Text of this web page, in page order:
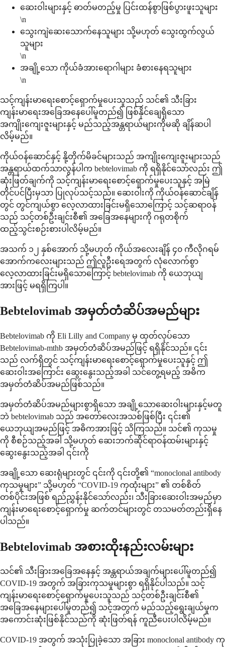
ဆေးဝါးများနှင့် ဓာတ်မတည့်မှု ပြင်းထန်စွာဖြစ်ပွားဖူးသူများ
\n
သွေးကျဲဆေးသောက်နေသူများ သို့မဟုတ် သွေးထွက်လွယ်
သူများ
\n
အချို့သော ကိုယ်ခံအားရောဂါများ ခံစားနေရသူများ
\n
သင့်ကျန်းမာရေးစောင့်ရှောက်မှုပေးသူသည် သင်၏ သီးခြား
ကျန်းမာရေးအခြေအနေပေါ်မူတည်၍ ဖြစ်နိုင်ချေရှိသော
အကျိုးကျေးဇူးများနှင့် မည်သည့်အန္တရာယ်များကိုမဆို ချိန်ဆပါ
လိမ့်မည်။
ကိုယ်ဝန်ဆောင်နှင့် နို့တိုက်မိခင်များသည် အကျိုးကျေးဇူးများသည်
အန္တရာယ်ထက်သာလွန်ပါက bebtelovimab ကို ရရှိနိုင်သော်လည်း ဤ
ဆုံးဖြတ်ချက်ကို သင့်ကျန်းမာရေးစောင့်ရှောက်မှုပေးသူနှင့် အမြဲ
တိုင်ပင်ပြီးမှသာ ပြုလုပ်သင့်သည်။ ဆေးဝါးကို ကိုယ်ဝန်ဆောင်ချိန်
တွင် တွင်ကျယ်စွာ လေ့လာထားခြင်းမရှိသောကြောင့် သင့်ဆရာဝန်
သည် သင့်တစ်ဦးချင်းစီ၏ အခြေအနေများကို ဂရုတစိုက်
ထည့်သွင်းစဉ်းစားပါလိမ့်မည်။
အသက် ၁၂ နှစ်အောက် သို့မဟုတ် ကိုယ်အလေးချိန် ၄၀ ကီလိုဂရမ်
အောက်ကလေးများသည် ဤလူဦးရေအတွက် လုံလောက်စွာ
လေ့လာထားခြင်းမရှိသောကြောင့် bebtelovimab ကို ယေဘုယျ
အားဖြင့် မရရှိကြပါ။
Bebtelovimab အမှတ်တံဆိပ်အမည်များ
Bebtelovimab ကို Eli Lilly and Company မှ ထုတ်လုပ်သော
Bebtelovimab-mthb အမှတ်တံဆိပ်အမည်ဖြင့် ရရှိနိုင်သည်။ ၎င်း
သည် လက်ရှိတွင် သင့်ကျန်းမာရေးစောင့်ရှောက်မှုပေးသူနှင့် ဤ
ဆေးဝါးအကြောင်း ဆွေးနွေးသည့်အခါ သင်တွေ့ရမည့် အဓိက
အမှတ်တံဆိပ်အမည်ဖြစ်သည်။
အမှတ်တံဆိပ်အမည်များစွာရှိသော အချို့သောဆေးဝါးများနှင့်မတူ
ဘဲ bebtelovimab သည် အတော်လေးအသစ်ဖြစ်ပြီး ၎င်း၏
ယေဘုယျအမည်ဖြင့် အဓိကအားဖြင့် သိကြသည်။ သင်၏ ကုသမှု
ကို စီစဉ်သည့်အခါ သို့မဟုတ် ဆေးဘက်ဆိုင်ရာဝန်ထမ်းများနှင့်
ဆွေးနွေးသည့်အခါ ၎င်းကို
အချို့သော ဆေးရုံများတွင် ၎င်းကို ၎င်းတို့၏ “monoclonal antibody
ကုသမှုများ” သို့မဟုတ် “COVID-19 ကုထုံးများ” ၏ တစ်စိတ်
တစ်ပိုင်းအဖြစ် ရည်ညွှန်းနိုင်သော်လည်း၊ သီးခြားဆေးဝါးအမည်မှာ
ကျန်းမာရေးစောင့်ရှောက်မှု ဆက်တင်များတွင် တသမတ်တည်းရှိနေ
ပါသည်။
Bebtelovimab အစားထိုးနည်းလမ်းများ
သင်၏ သီးခြားအခြေအနေနှင့် အန္တရာယ်အချက်များပေါ်မူတည်၍
COVID-19 အတွက် အခြားကုသမှုများစွာ ရရှိနိုင်ပါသည်။ သင့်
ကျန်းမာရေးစောင့်ရှောက်မှုပေးသူသည် သင့်တစ်ဦးချင်းစီ၏
အခြေအနေများပေါ်မူတည်၍ သင့်အတွက် မည်သည့်ရွေးချယ်မှုက
အကောင်းဆုံးဖြစ်နိုင်သည်ကို ဆုံးဖြတ်ရန် ကူညီပေးပါလိမ့်မည်။
COVID-19 အတွက် အသုံးပြုခဲ့သော အခြား monoclonal antibody ကု